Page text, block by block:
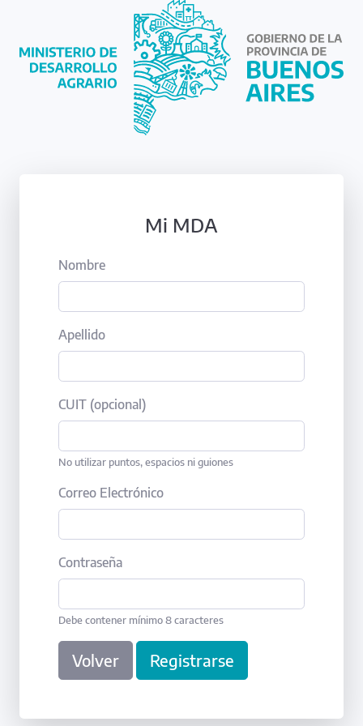
Mi MDA
Nombre
Apellido
CUIT (opcional)
No utilizar puntos, espacios ni guiones
Correo Electrónico
Contraseña
Debe contener mínimo 8 caracteres
Volver